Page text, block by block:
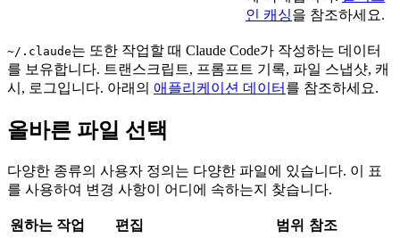
인 캐싱을 참조하세요.
~/.claude는 또한 작업할 때 Claude Code가 작성하는 데이터
를 보유합니다. 트랜스크립트, 프롬프트 기록, 파일 스냅샷, 캐
시, 로그입니다. 아래의 애플리케이션 데이터 를 참조하세요.
올바른 파일 선택
다양한 종류의 사용자 정의는 다양한 파일에 있습니다. 이 표
를 사용하여 변경 사항이 어디에 속하는지 찾습니다.
원하는 작업 편집 범위 참조